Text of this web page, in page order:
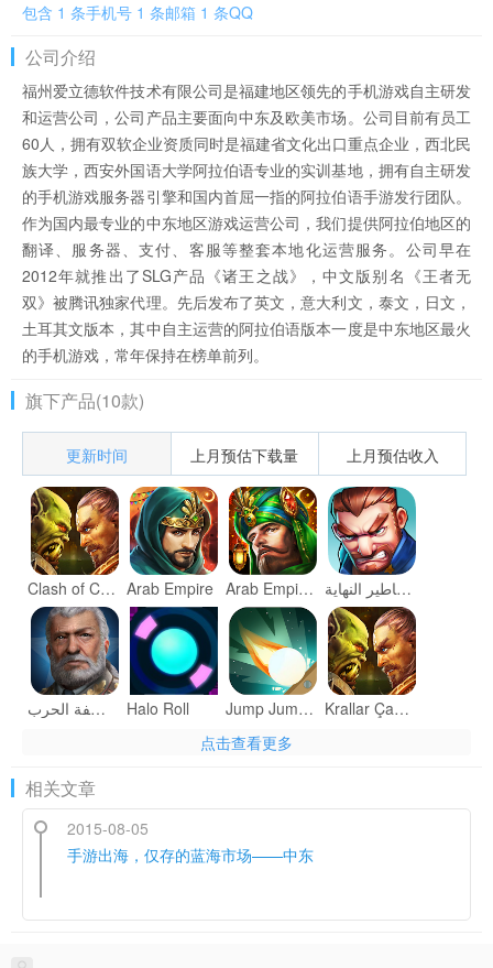
包含 1 条手机号 1 条邮箱 1 条QQ
公司介绍
福州爱立德软件技术有限公司是福建地区领先的手机游戏自主研发
和运营公司，公司产品主要面向中东及欧美市场。公司目前有员工
60人，拥有双软企业资质同时是福建省文化出口重点企业，西北民
族大学，西安外国语大学阿拉伯语专业的实训基地，拥有自主研发
的手机游戏服务器引擎和国内首屈一指的阿拉伯语手游发行团队。
作为国内最专业的中东地区游戏运营公司，我们提供阿拉伯地区的
翻译、服务器、支付、客服等整套本地化运营服务。公司早在
2012年就推出了SLG产品《诸王之战》，中文版别名《王者无
双》被腾讯独家代理。先后发布了英文，意大利文，泰文，日文，
土耳其文版本，其中自主运营的阿拉伯语版本一度是中东地区最火
的手机游戏，常年保持在榜单前列。
旗下产品(10款)
更新时间 上月预估下载量 上月预估收入
Clash of Crowns Arab Empire Arab Empire 2- King Of Desert أساطير النهاية - Doom Watch
عاصفة الحرب Halo Roll Jump Jump Ball Krallar Çatışması
Future Wars: Исход Титанов
点击查看更多
相关文章
2015-08-05
手游出海，仅存的蓝海市场——中东